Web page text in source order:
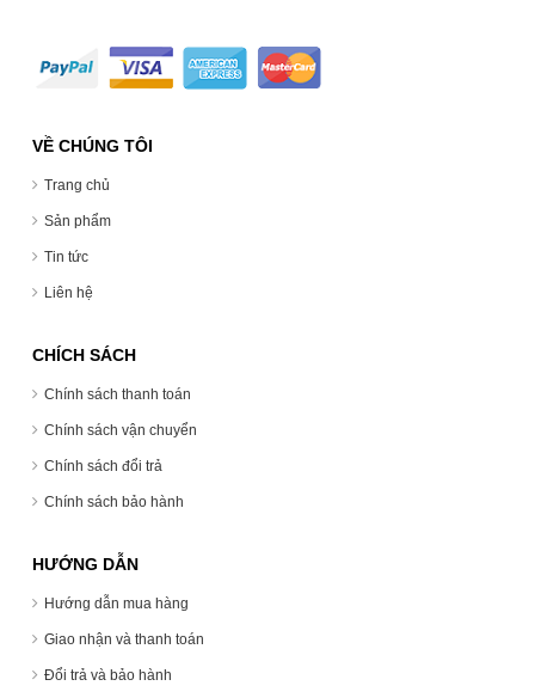
VỀ CHÚNG TÔI
Trang chủ
Sản phẩm
Tin tức
Liên hệ
CHÍCH SÁCH
Chính sách thanh toán
Chính sách vận chuyển
Chính sách đổi trả
Chính sách bảo hành
HƯỚNG DẪN
Hướng dẫn mua hàng
Giao nhận và thanh toán
Đổi trả và bảo hành